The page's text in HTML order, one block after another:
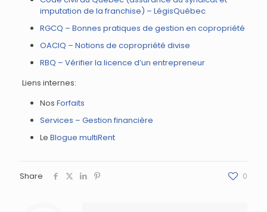
imputation de la franchise) – LégisQuébec
RGCQ – Bonnes pratiques de gestion en copropriété
OACIQ – Notions de copropriété divise
RBQ – Vérifier la licence d’un entrepreneur
Liens internes:
Nos Forfaits
Services – Gestion financière
Le Blogue multiRent
Share 0